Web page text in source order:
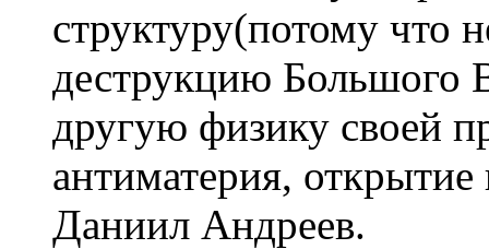
структуру(потому что
деструкцию Большого
другую физику своей
антиматерия, открытие
Даниил Андреев.